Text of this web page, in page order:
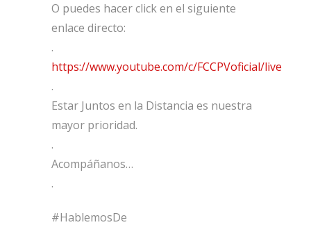
O puedes hacer click en el siguiente
enlace directo:
.
https://www.youtube.com/c/FCCPVoficial/live
.
Estar Juntos en la Distancia es nuestra
mayor prioridad.
.
Acompáñanos…
.
#HablemosDe